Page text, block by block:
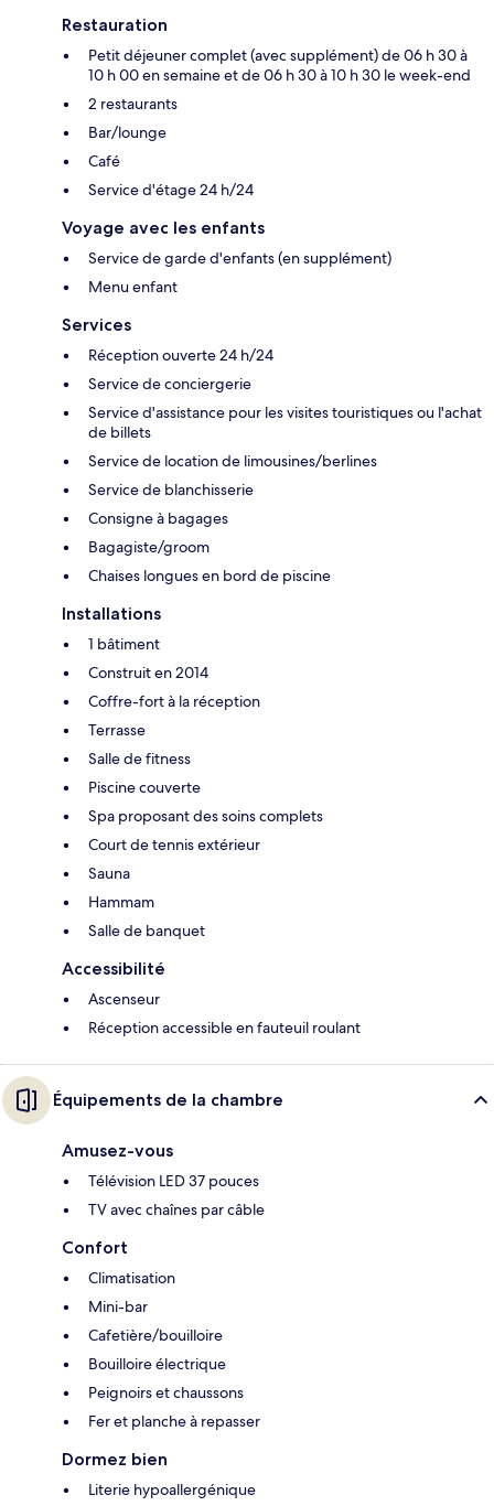
Restauration
Petit déjeuner complet (avec supplément) de 06 h 30 à
10 h 00 en semaine et de 06 h 30 à 10 h 30 le week-end
2 restaurants
Bar/lounge
Café
Service d'étage 24 h/24
Voyage avec les enfants
Service de garde d'enfants (en supplément)
Menu enfant
Services
Réception ouverte 24 h/24
Service de conciergerie
Service d'assistance pour les visites touristiques ou l'achat
de billets
Service de location de limousines/berlines
Service de blanchisserie
Consigne à bagages
Bagagiste/groom
Chaises longues en bord de piscine
Installations
1 bâtiment
Construit en 2014
Coffre-fort à la réception
Terrasse
Salle de fitness
Piscine couverte
Spa proposant des soins complets
Court de tennis extérieur
Sauna
Hammam
Salle de banquet
Accessibilité
Ascenseur
Réception accessible en fauteuil roulant
Équipements de la chambre
Amusez-vous
Télévision LED 37 pouces
TV avec chaînes par câble
Confort
Climatisation
Mini-bar
Cafetière/bouilloire
Bouilloire électrique
Peignoirs et chaussons
Fer et planche à repasser
Dormez bien
Literie hypoallergénique